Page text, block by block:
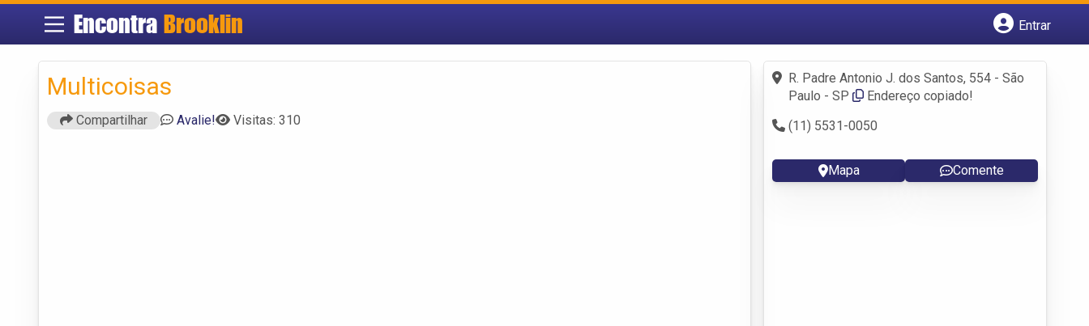
Encontra Brooklin
Entrar
Fazer login
Criar conta
Multicoisas
Compartilhar Avalie! Visitas: 310
R. Padre Antonio J. dos Santos, 554 - São
Paulo - SP
Endereço copiado!
(11) 5531-0050
Mapa Comente